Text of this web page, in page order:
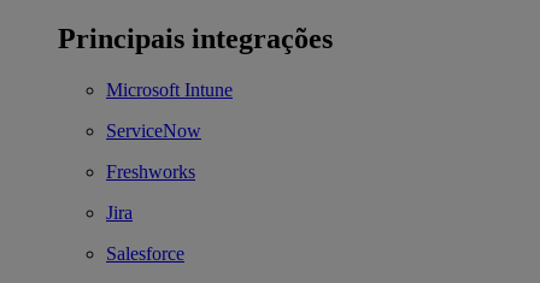
Principais integrações
Microsoft Intune
ServiceNow
Freshworks
Jira
Salesforce